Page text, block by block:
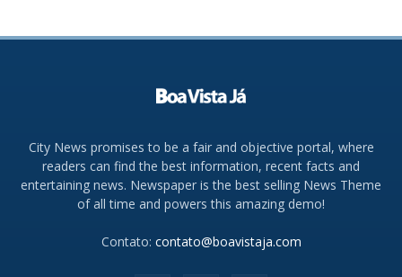
City News promises to be a fair and objective portal, where
readers can find the best information, recent facts and
entertaining news. Newspaper is the best selling News Theme
of all time and powers this amazing demo!
Contato: contato@boavistaja.com